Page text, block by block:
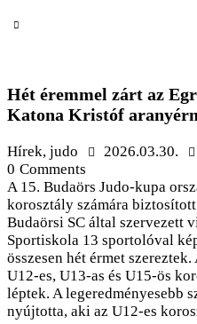
Hét éremmel zárt az
Katona Kristóf
Hírek, judo 2026.03.30.
0 Comments
A 15. Budaörs Judo-kupa
korosztály számára
Budaörsi SC által szervezett
Sportiskola 13 sportolóval
összesen hét érmet
U12-es, U13-as és U15-ös
léptek. A legeredményesebb
nyújtotta, aki az U12-es